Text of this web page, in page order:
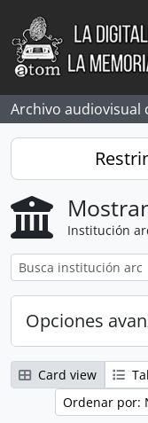
Skip to main content
Archivo audiovisual
Institución
Opciones
Card view
Ordenar por: